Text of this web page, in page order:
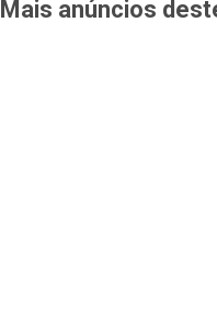
Mais anúncios